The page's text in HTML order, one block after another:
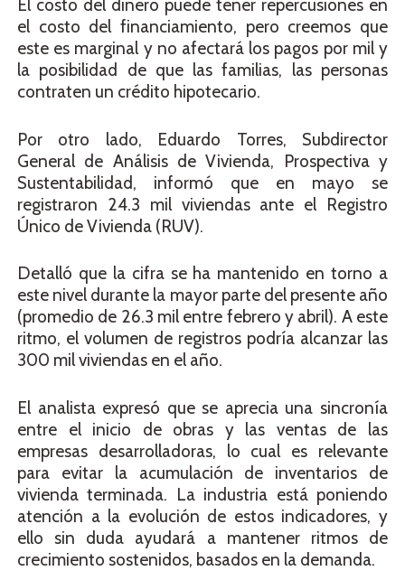
El costo del dinero puede tener repercusiones en
el costo del financiamiento, pero creemos que
este es marginal y no afectará los pagos por mil y
la posibilidad de que las familias, las personas
contraten un crédito hipotecario.
Por otro lado, Eduardo Torres, Subdirector
General de Análisis de Vivienda, Prospectiva y
Sustentabilidad, informó que en mayo se
registraron 24.3 mil viviendas ante el Registro
Único de Vivienda (RUV).
Detalló que la cifra se ha mantenido en torno a
este nivel durante la mayor parte del presente año
(promedio de 26.3 mil entre febrero y abril). A este
ritmo, el volumen de registros podría alcanzar las
300 mil viviendas en el año.
El analista expresó que se aprecia una sincronía
entre el inicio de obras y las ventas de las
empresas desarrolladoras, lo cual es relevante
para evitar la acumulación de inventarios de
vivienda terminada. La industria está poniendo
atención a la evolución de estos indicadores, y
ello sin duda ayudará a mantener ritmos de
crecimiento sostenidos, basados en la demanda.